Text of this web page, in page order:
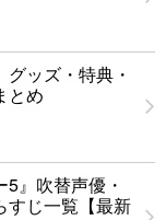
グッズ・特典・
とめ
5』吹替声優・
すじ一覧【最新